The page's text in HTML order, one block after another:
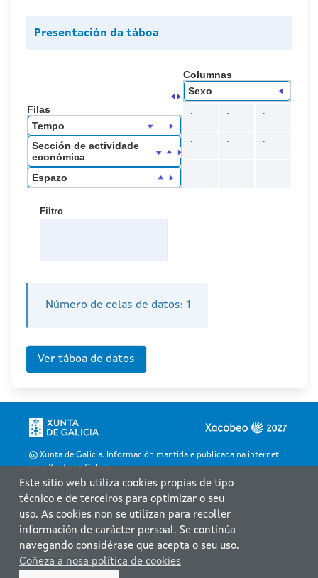
Presentación da táboa
Columnas
Sexo
Filas
Tempo
Sección de actividade
económica
Espazo
Filtro
Número de celas de datos: 1
Xunta de Galicia. Información mantida e publicada na internet
pola Xunta de Galicia
Accesibilidade
Aviso legal
Atendémolo/a
Este sitio web utiliza cookies propias de tipo
técnico e de terceiros para optimizar o seu
uso. As cookies non se utilizan para recoller
información de carácter persoal. Se continúa
navegando considérase que acepta o seu uso.
Coñeza a nosa política de cookies